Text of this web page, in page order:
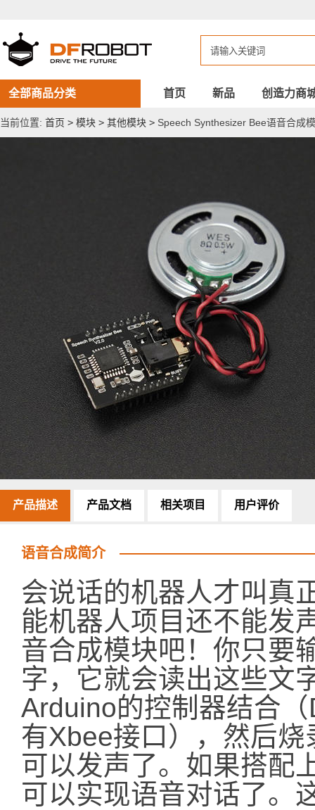
Bee
语
音
合
成
模
块
全部商品分类 首页 新品 创造力商
当前位置: 首页 > 模块 > 其他模块 > Speech Synthesizer Bee语音合成
产品描述 产品文档 相关项目 用户评价
语音合成简介
会说话的机器人才叫真
能机器人项目还不能发
音合成模块吧！你只要
字，它就会读出这些文
Arduino的控制器结合
有Xbee接口），然后
可以发声了。如果搭配
可以实现语音对话了。